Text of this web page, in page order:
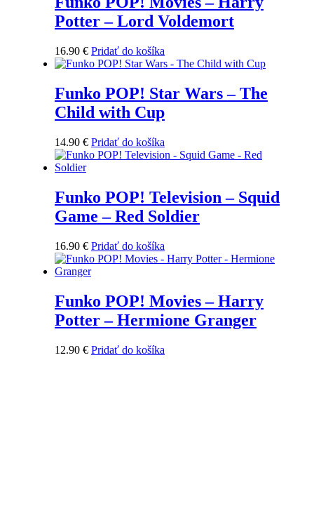
Potter – Lord Voldemort
16.90 € Pridať do košíka
Funko POP! Star Wars – The
Child with Cup
14.90 € Pridať do košíka
Funko POP! Television – Squid
Game – Red Soldier
16.90 € Pridať do košíka
Funko POP! Movies – Harry
Potter – Hermione Granger
12.90 € Pridať do košíka